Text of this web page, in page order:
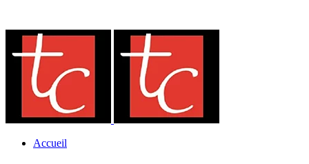
Accueil